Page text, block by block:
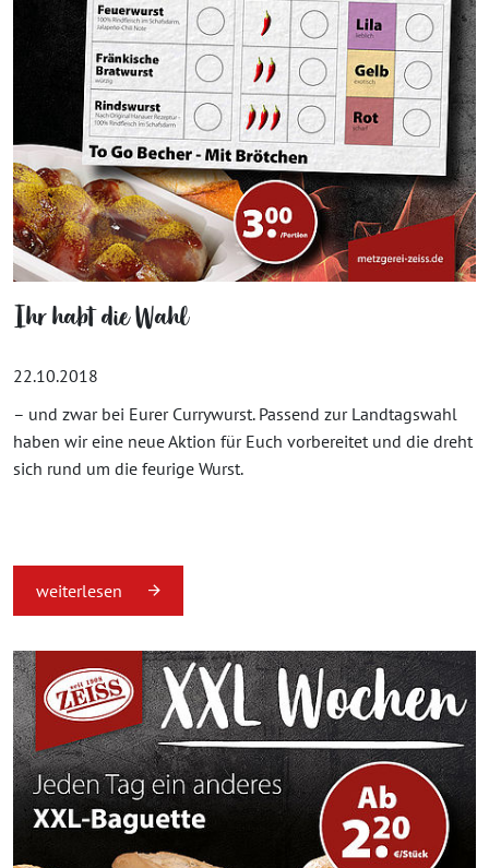
Ihr habt die Wahl
22.10.2018
– und zwar bei Eurer Currywurst. Passend zur Landtagswahl
haben wir eine neue Aktion für Euch vorbereitet und die dreht
sich rund um die feurige Wurst.
weiterlesen